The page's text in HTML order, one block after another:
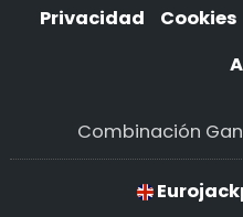
Privacidad
Cookies
Combinación